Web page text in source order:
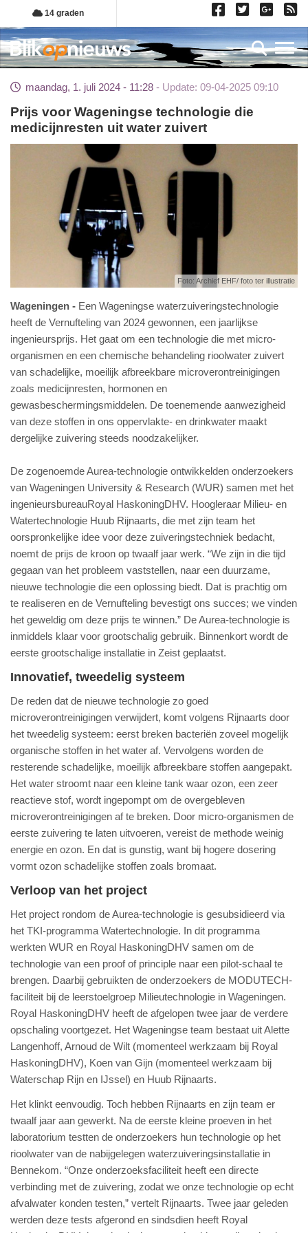
Overslaan
en
naar
de
gaan
14 graden
maandag, 1. juli 2024 - 11:28 Update: 09-04-2025 09:10
Prijs voor Wageningse technologie die
medicijnresten uit water zuivert
Foto: Archief EHF/ foto ter illustratie
Wageningen
Een Wageningse waterzuiveringstechnologie
heeft de Vernufteling van 2024 gewonnen, een jaarlijkse
ingenieursprijs. Het gaat om een technologie die met micro-
organismen en een chemische behandeling rioolwater zuivert
van schadelijke, moeilijk afbreekbare microverontreinigingen
zoals medicijnresten, hormonen en
gewasbeschermingsmiddelen. De toenemende aanwezigheid
van deze stoffen in ons oppervlakte- en drinkwater maakt
dergelijke zuivering steeds noodzakelijker.
De zogenoemde Aurea-technologie ontwikkelden onderzoekers
van Wageningen University & Research (WUR) samen met het
ingenieursbureauRoyal HaskoningDHV. Hoogleraar Milieu- en
Watertechnologie Huub Rijnaarts, die met zijn team het
oorspronkelijke idee voor deze zuiveringstechniek bedacht,
noemt de prijs de kroon op twaalf jaar werk. “We zijn in die tijd
gegaan van het probleem vaststellen, naar een duurzame,
nieuwe technologie die een oplossing biedt. Dat is prachtig om
te realiseren en de Vernufteling bevestigt ons succes; we vinden
het geweldig om deze prijs te winnen.” De Aurea-technologie is
inmiddels klaar voor grootschalig gebruik. Binnenkort wordt de
eerste grootschalige installatie in Zeist geplaatst.
Innovatief, tweedelig systeem
De reden dat de nieuwe technologie zo goed
microverontreinigingen verwijdert, komt volgens Rijnaarts door
het tweedelig systeem: eerst breken bacteriën zoveel mogelijk
organische stoffen in het water af. Vervolgens worden de
resterende schadelijke, moeilijk afbreekbare stoffen aangepakt.
Het water stroomt naar een kleine tank waar ozon, een zeer
reactieve stof, wordt ingepompt om de overgebleven
microverontreinigingen af te breken. Door micro-organismen de
eerste zuivering te laten uitvoeren, vereist de methode weinig
energie en ozon. En dat is gunstig, want bij hogere dosering
vormt ozon schadelijke stoffen zoals bromaat.
Verloop van het project
Het project rondom de Aurea-technologie is gesubsidieerd via
het TKI-programma Watertechnologie. In dit programma
werkten WUR en Royal HaskoningDHV samen om de
technologie van een proof of principle naar een pilot-schaal te
brengen. Daarbij gebruikten de onderzoekers de MODUTECH-
faciliteit bij de leerstoelgroep Milieutechnologie in Wageningen.
Royal HaskoningDHV heeft de afgelopen twee jaar de verdere
opschaling voortgezet. Het Wageningse team bestaat uit Alette
Langenhoff, Arnoud de Wilt (momenteel werkzaam bij Royal
HaskoningDHV), Koen van Gijn (momenteel werkzaam bij
Waterschap Rijn en IJssel) en Huub Rijnaarts.
Het klinkt eenvoudig. Toch hebben Rijnaarts en zijn team er
twaalf jaar aan gewerkt. Na de eerste kleine proeven in het
laboratorium testten de onderzoekers hun technologie op het
rioolwater van de nabijgelegen waterzuiveringsinstallatie in
Bennekom. “Onze onderzoeksfaciliteit heeft een directe
verbinding met de zuivering, zodat we onze technologie op echt
afvalwater konden testen,” vertelt Rijnaarts. Twee jaar geleden
werden deze tests afgerond en sindsdien heeft Royal